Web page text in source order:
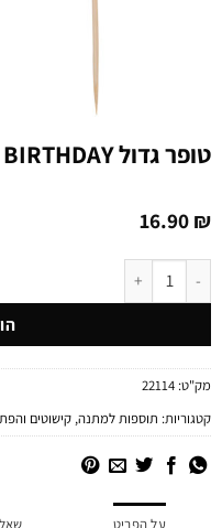
טופר גדול HAPPY BIRTHDAY פונפונים ורוד חם
16.90₪
כמות של טופר גדול HAPPY BIRTHDAY פונפונים ורוד חם
מק"ט:22114
קטגוריות:תוספות למתנה,קישוטים
על הפריט